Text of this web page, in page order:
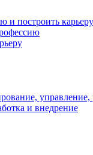
и построить карьеру
управление,
и внедрение